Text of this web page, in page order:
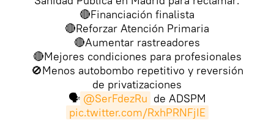
🔴Financiación finalista
🔴Reforzar Atención Primaria
🔴Aumentar rastreadores
🔴Mejores condiciones para profesionales
🚫Menos autobombo repetitivo y reversión
de privatizaciones
🗣 @SerFdezRu de ADSPM
pic.twitter.com/RxhPRNFjIE